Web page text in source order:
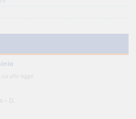
alla legge
– D.